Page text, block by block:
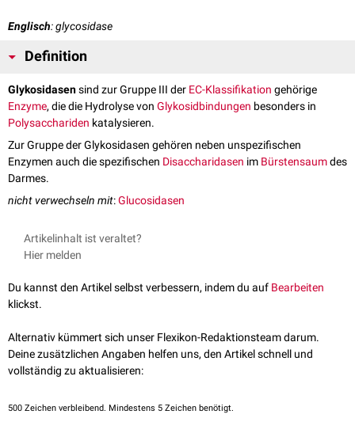
Englisch: glycosidase
Definition
Glykosidasensind zur Gruppe III der EC-Klassifikation gehörige
Enzyme, die die Hydrolyse von Glykosidbindungen besonders in
Polysacchariden katalysieren.
Zur Gruppe der Glykosidasen gehören neben unspezifischen
Enzymen auch die spezifischen Disaccharidasen im Bürstensaumdes
Darmes.
nicht verwechseln mit:Glucosidasen
Artikelinhalt ist veraltet?
Hier melden
Du kannst den Artikel selbst verbessern, indem du auf Bearbeiten
klickst.
Alternativ kümmert sich unser Flexikon-Redaktionsteam darum.
Deine zusätzlichen Angaben helfen uns, den Artikel schnell und
vollständig zu aktualisieren:
500 Zeichen verbleibend. Mindestens 5 Zeichen benötigt.